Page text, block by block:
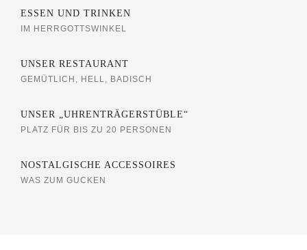
ESSEN UND TRINKEN
IM HERRGOTTSWINKEL
UNSER RESTAURANT
GEMÜTLICH, HELL, BADISCH
UNSER „UHRENTRÄGERSTÜBLE“
PLATZ FÜR BIS ZU 20 PERSONEN
NOSTALGISCHE ACCESSOIRES
WAS ZUM GUCKEN